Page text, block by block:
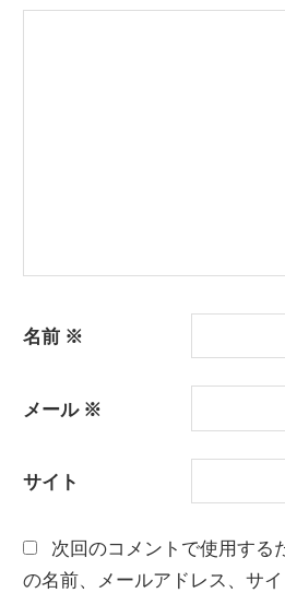
名前 ※
メール ※
サイト
次回のコメントで使用する
の名前、メールアドレス、サイ